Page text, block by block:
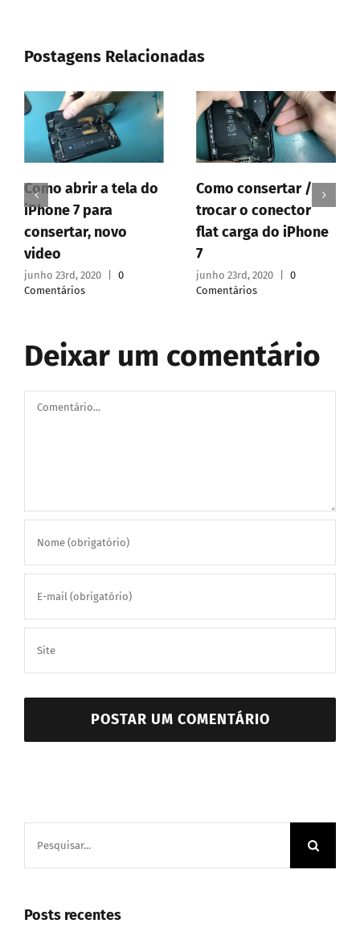
Postagens Relacionadas
Como abrir a tela do
iPhone 7 para
consertar, novo
video
junho 23rd, 2020
0
Comentários
Como consertar /
trocar o conector
flat carga do iPhone
7
junho 23rd, 2020
0
Comentários
Deixar um comentário
Comentário
resultados
Posts recentes